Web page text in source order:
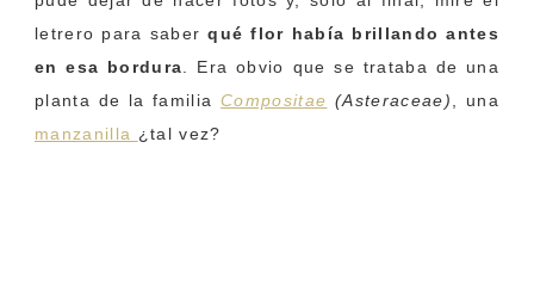
letrero para saberqué flor había brillando antes
en esa bordura . Era obvio que se trataba de una
planta de la familiaCompositae (Asteraceae)
, una
manzanilla ¿tal vez?